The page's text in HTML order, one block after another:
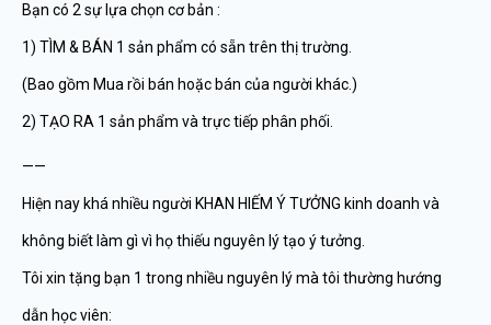
Bạn có 2 sự lựa chọn cơ bản :
1) TÌM & BÁN 1 sản phẩm có sẵn trên thị trường.
(Bao gồm Mua rồi bán hoặc bán của người khác.)
2) TẠO RA 1 sản phẩm và trực tiếp phân phối.
——
Hiện nay khá nhiều người KHAN HIẾM Ý TƯỞNG kinh doanh và
không biết làm gì vì họ thiếu nguyên lý tạo ý tưởng.
Tôi xin tặng bạn 1 trong nhiều nguyên lý mà tôi thường hướng
dẫn học viên: